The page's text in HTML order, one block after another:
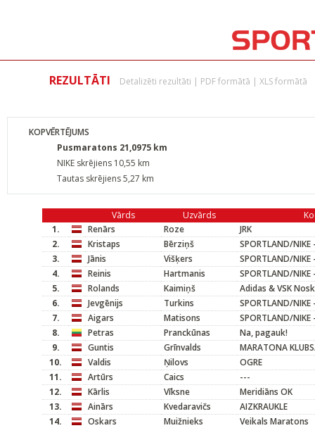
REZULTĀTI Detalizēti rezultāti | PDF formātā | XLS formātā
KOPVĒRTĒJUMS
Pusmaratons 21,0975 km
NIKE skrējiens 10,55 km
Tautas skrējiens 5,27 km
Vārds Uzvārds
1.
Renārs Roze
JRK
2.
Kristaps Bērziņš
SPORTLAND/NIKE
3.
Jānis Višķers
SPORTLAND/NIKE
4.
Reinis Hartmanis
SPORTLAND/NIKE
5.
Rolands Kaimiņš
Adidas & VSK
6.
Jevgēnijs Turkins
SPORTLAND/NIKE
7.
Aigars Matisons
SPORTLAND/NIKE
8.
Petras Pranckūnas
Na, pagauk!
9.
Guntis Grīnvalds
MARATONA
10.
Valdis Ņilovs
OGRE
11.
Artūrs Caics
---
12.
Kārlis Vīksne
Meridiāns OK
13.
Ainārs Kvedaravičs
AIZKRAUKLE
14.
Oskars Muižnieks
Veikals Maratons